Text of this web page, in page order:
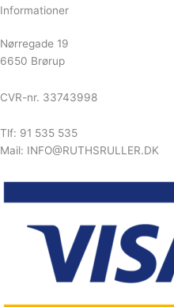
Informationer
Nørregade 19
6650 Brørup
CVR-nr. 33743998
Tlf: 91 535 535
Mail: INFO@RUTHSRULLER.DK